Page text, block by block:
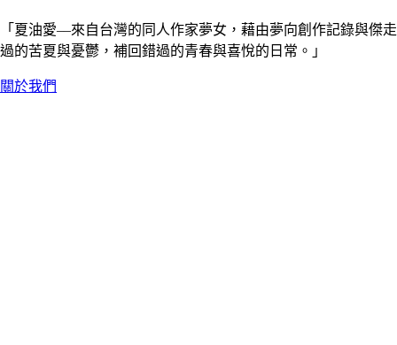
「夏油愛––來自台灣的同人作家夢女，藉由夢向創作記錄與傑走
過的苦夏與憂鬱，補回錯過的青春與喜悅的日常。」
關於我們